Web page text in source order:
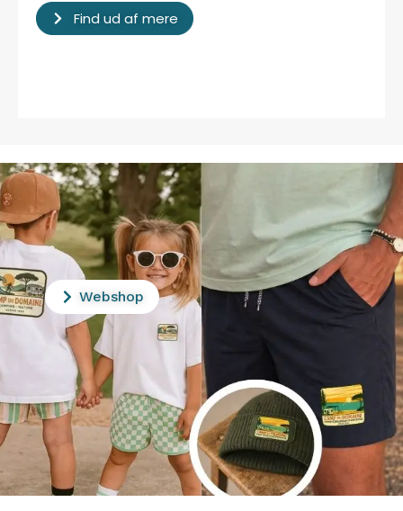
Find ud af mere
Webshop